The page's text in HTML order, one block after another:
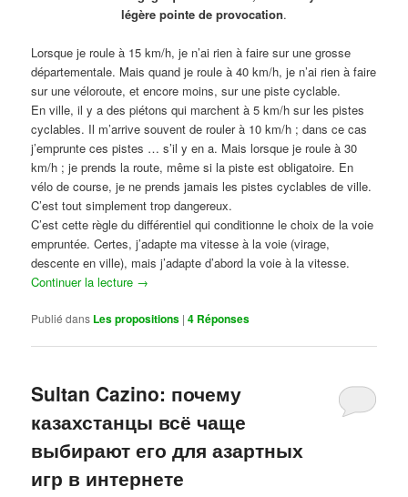
légère pointe de provocation.
Lorsque je roule à 15 km/h, je n’ai rien à faire sur une grosse
départementale. Mais quand je roule à 40 km/h, je n’ai rien à faire
sur une véloroute, et encore moins, sur une piste cyclable.
En ville, il y a des piétons qui marchent à 5 km/h sur les pistes
cyclables. Il m’arrive souvent de rouler à 10 km/h ; dans ce cas
j’emprunte ces pistes … s’il y en a. Mais lorsque je roule à 30
km/h ; je prends la route, même si la piste est obligatoire. En
vélo de course, je ne prends jamais les pistes cyclables de ville.
C’est tout simplement trop dangereux.
C’est cette règle du différentiel qui conditionne le choix de la voie
empruntée. Certes, j’adapte ma vitesse à la voie (virage,
descente en ville), mais j’adapte d’abord la voie à la vitesse.
Continuer la lecture →
Publié dans Les propositions |4 Réponses
Sultan Cazino: почему
казахстанцы всё чаще
выбирают его для азартных
игр в интернете